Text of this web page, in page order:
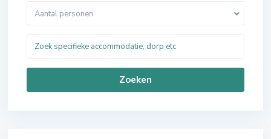
Aantal personen
Zoeken